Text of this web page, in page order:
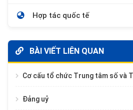
Hợp tác quốc tế
BÀI VIẾT LIÊN QUAN
Cơ cấu tổ chức Trung tâm số và
Đảng uỷ